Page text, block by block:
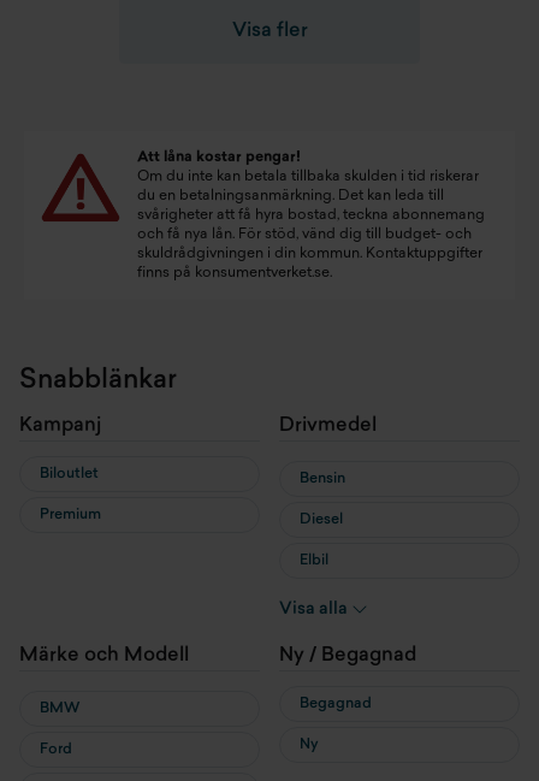
Visa fler
Att låna kostar pengar!
Om du inte kan betala tillbaka skulden i tid riskerar
du en betalningsanmärkning. Det kan leda till
svårigheter att få hyra bostad, teckna abonnemang
och få nya lån. För stöd, vänd dig till budget- och
skuldrådgivningen i din kommun. Kontaktuppgifter
finns på konsumentverket.se.
Snabblänkar
Kampanj
Biloutlet
Premium
Drivmedel
Bensin
Diesel
Elbil
Hybrid
Visa alla
Märke och Modell
BMW
Ford
Ny / Begagnad
Begagnad
Ny